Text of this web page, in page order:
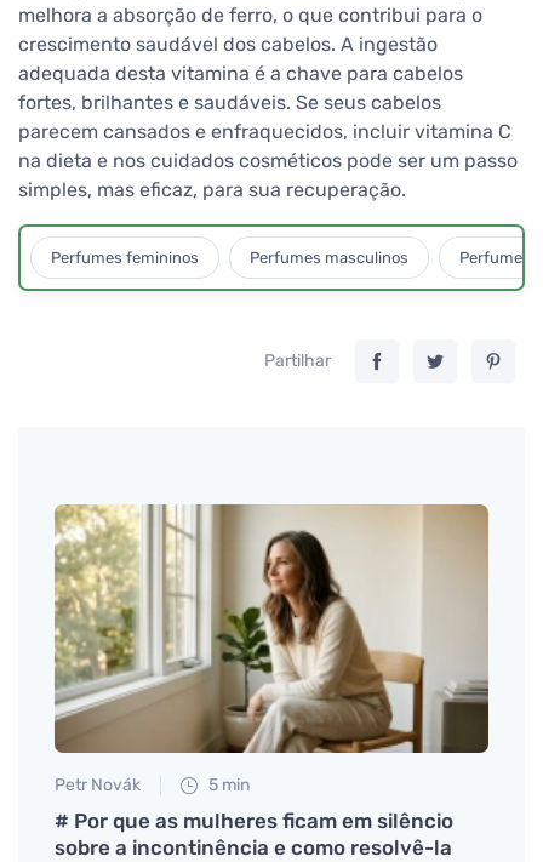
melhora a absorção de ferro, o que contribui para o
crescimento saudável dos cabelos. A ingestão
adequada desta vitamina é a chave para cabelos
fortes, brilhantes e saudáveis. Se seus cabelos
parecem cansados e enfraquecidos, incluir vitamina C
na dieta e nos cuidados cosméticos pode ser um passo
simples, mas eficaz, para sua recuperação.
Perfumes femininos Perfumes masculinos Perfumes
Partilhar
Petr Novák 5 min
# Por que as mulheres ficam em silêncio
sobre a incontinência e como resolvê-la